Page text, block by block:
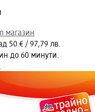
магазин
50 € / 97,79 лв.
до 60 минути.